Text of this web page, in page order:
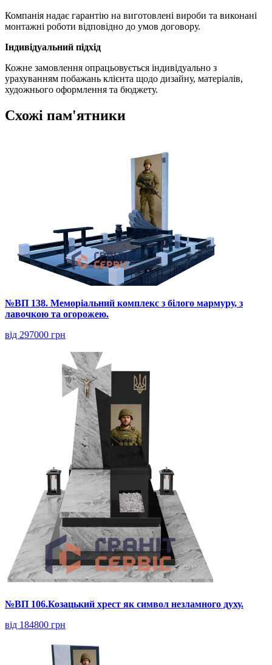
Компанія надає гарантію на виготовлені вироби та виконані
монтажні роботи відповідно до умов договору.
Індивідуальний підхід
Кожне замовлення опрацьовується індивідуально з
урахуванням побажань клієнта щодо дизайну, матеріалів,
художнього оформлення та бюджету.
Схожі пам'ятники
№ВП 138. Меморіальний комплекс з білого мармуру, з
лавочкою та огорожею.
від 297000 грн
№ВП 106.Козацький хрест як символ незламного духу.
від 184800 грн